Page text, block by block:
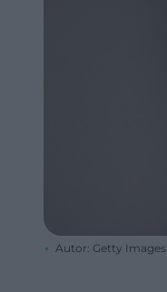
Autor: Getty Images